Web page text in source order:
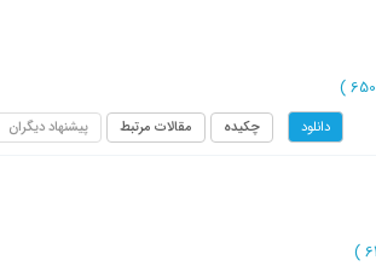
)
دانلود چکیده مقالات مرتبط پیشنهاد دیگران
)